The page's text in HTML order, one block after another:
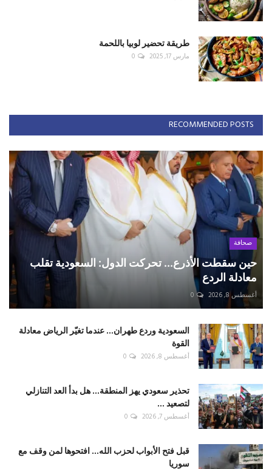
طريقة تحضير لوبيا باللحمة
مارس 17, 2025 0
RECOMMENDED POSTS
صحافة
حين سقطت الأذرع... تحركت الدول: السعودية تقلب
معادلة الردع
أغسطس 8, 2026 0
السعودية وردع طهران... عندما تغيّر الرياض معادلة
القوة
أغسطس 8, 2026 0
تحذير سعودي يهز المنطقة... هل بدأ العد التنازلي
لتصعيد ...
أغسطس 7, 2026 0
قبل فتح الأبواب لحزب الله... افتحوها لمن وقف مع
سوريا